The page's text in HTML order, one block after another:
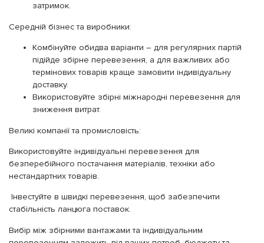
затримок.
Середній бізнес та виробники:
Комбінуйте обидва варіанти – для регулярних партій
підійде збірне перевезення, а для важливих або
термінових товарів краще замовити індивідуальну
доставку.
Використовуйте збірні міжнародні перевезення для
зниження витрат.
Великі компанії та промисловість:
Використовуйте індивідуальні перевезення для
безперебійного постачання матеріалів, техніки або
нестандартних товарів.
Інвестуйте в швидкі перевезення, щоб забезпечити
стабільність ланцюга поставок.
Вибір між збірними вантажами та індивідуальним